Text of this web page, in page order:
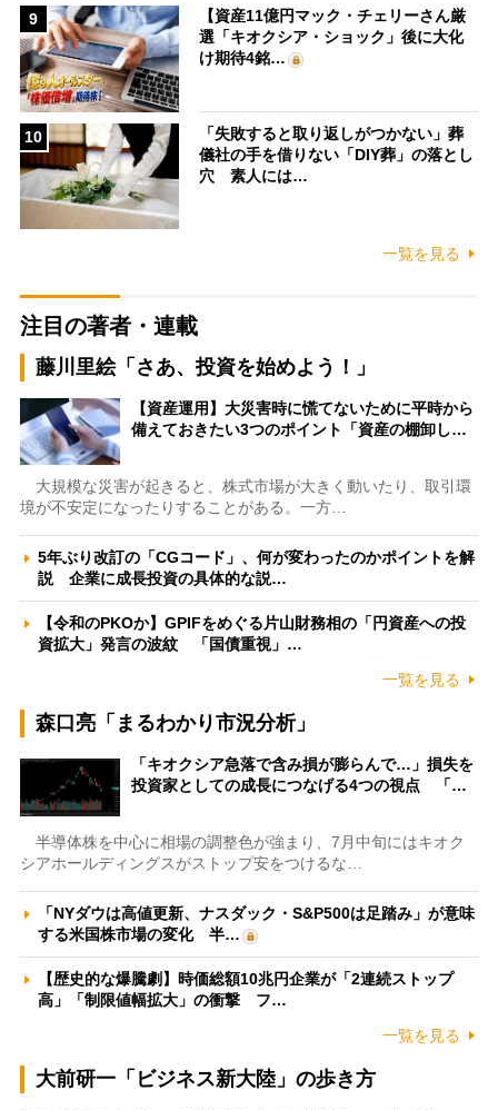
9
【資産11億円マック・チェリーさん厳
選「キオクシア・ショック」後に大化
け期待4銘…
10
「失敗すると取り返しがつかない」葬
儀社の手を借りない「DIY葬」の落とし
穴 素人には…
一覧を見る
注目の著者・連載
藤川里絵「さあ、投資を始めよう！」
【資産運用】大災害時に慌てないために平時から
備えておきたい3つのポイント「資産の棚卸し…
大規模な災害が起きると、株式市場が大きく動いたり、取引環
境が不安定になったりすることがある。一方…
5年ぶり改訂の「CGコード」、何が変わったのかポイントを解
説 企業に成長投資の具体的な説…
【令和のPKOか】GPIFをめぐる片山財務相の「円資産への投
資拡大」発言の波紋 「国債重視」…
一覧を見る
森口亮「まるわかり市況分析」
「キオクシア急落で含み損が膨らんで…」損失を
投資家としての成長につなげる4つの視点 「…
半導体株を中心に相場の調整色が強まり、7月中旬にはキオク
シアホールディングスがストップ安をつけるな…
「NYダウは高値更新、ナスダック・S&P500は足踏み」が意味
する米国株市場の変化 半…
【歴史的な爆騰劇】時価総額10兆円企業が「2連続ストップ
高」「制限値幅拡大」の衝撃 フ…
一覧を見る
大前研一「ビジネス新大陸」の歩き方